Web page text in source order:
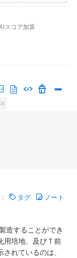
スコア加算
: タグ ノート
造することができ
用培地、及びＴ前
れているのは、